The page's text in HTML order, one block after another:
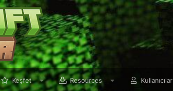
Keşfet Resources Kullanıcılar